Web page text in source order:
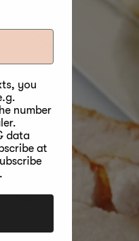
you
number
data
at
.